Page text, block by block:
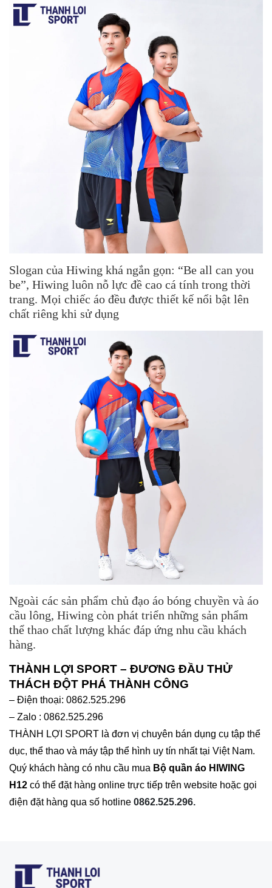
Slogan của Hiwing khá ngắn gọn: “Be all can you
be”, Hiwing luôn nỗ lực đề cao cá tính trong thời
trang. Mọi chiếc áo đều được thiết kế nổi bật lên
chất riêng khi sử dụng
Ngoài các sản phẩm chủ đạo áo bóng chuyền và áo
cầu lông, Hiwing còn phát triển những sản phẩm
thể thao chất lượng khác đáp ứng nhu cầu khách
hàng.
THÀNH LỢI SPORT – ĐƯƠNG ĐẦU THỬ
THÁCH ĐỘT PHÁ THÀNH CÔNG
– Điện thoại: 0862.525.296
– Zalo : 0862.525.296
THÀNH LỢI SPORT là đơn vị chuyên bán dụng cụ tập thể
dục, thể thao và máy tập thể hình uy tín nhất tại Việt Nam.
Quý khách hàng có nhu cầu mua Bộ quần áo HIWING
H12 có thể đặt hàng online trực tiếp trên website hoặc gọi
điện đặt hàng qua số hotline 0862.525.296.